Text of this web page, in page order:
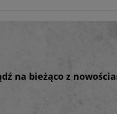
na bieżąco z